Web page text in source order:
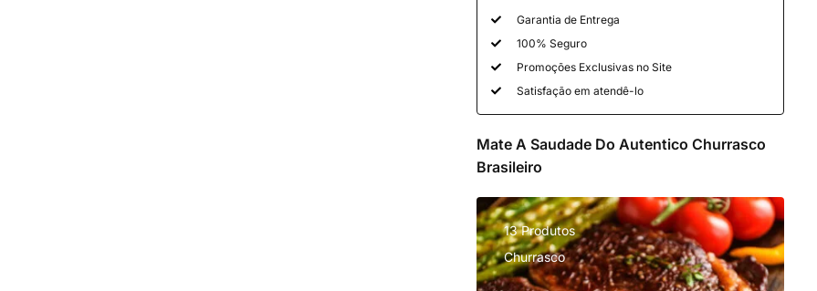
Garantia de Entrega
100% Seguro
Promoções Exclusivas no Site
Satisfação em atendê-lo
Mate A Saudade Do Autentico Churrasco
Brasileiro
13 Produtos
Churrasco